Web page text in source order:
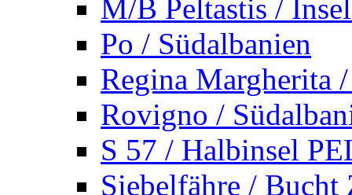
M/B Peltastis /
Po / Südalbanien
Regina Margherita
Rovigno /
S 57 / Halbinsel
Siebelfähre / Bucht